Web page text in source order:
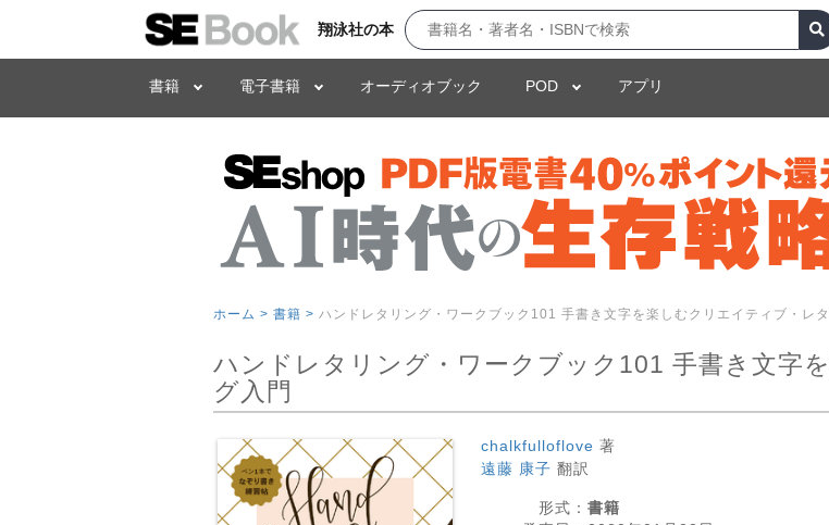
翔泳社の本
書籍 電子書籍 オーディオブック POD アプリ
ホーム > 書籍 > ハンドレタリング・ワークブック101 手書き文字を楽しむクリエイティブ・レ
ハンドレタリング・ワークブック101 手書き文字
グ入門
chalkfulloflove 著
遠藤 康子 翻訳
形式： 書籍